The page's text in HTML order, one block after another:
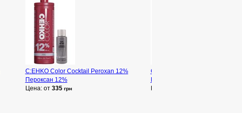
C:EHKO Color Cocktail Peroxan 12%
Пероксан 12%
Цена: от 335 грн
C:EHKO Color Cocktail Peroxan
Пероксан 6%
Цена: от